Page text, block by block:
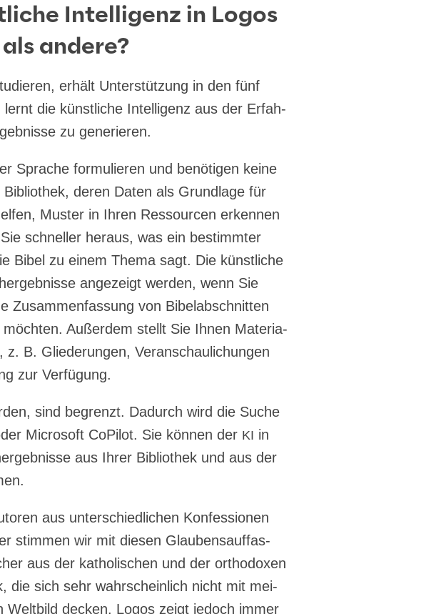
Intelligenz in Logos
andere?
erhält Unter­stüt­zung in den fünf
die künst­li­che Intel­li­genz aus der Erfah­
zu generieren.
Spra­che for­mu­lie­ren und benö­ti­gen kei­ne
deren Daten als Grund­la­ge für
Mus­ter in Ihren Res­sour­cen erken­nen
schnel­ler her­aus, was ein bestimm­ter
Bibel zu einem The­ma sagt. Die künst­li­che
ange­zeigt wer­den, wenn Sie
Zusam­men­fas­sung von Bibel­ab­schnit­ten
Außer­dem stellt Sie Ihnen Mate­ria­
z. B. Glie­de­run­gen, Ver­an­schau­li­chun­gen
zur Verfügung.
sind begrenzt. Dadurch wird die Suche
Micro­soft CoPi­lot. Sie kön­nen der KI in
aus Ihrer Biblio­thek und aus der
aus unter­schied­li­chen Kon­fes­sio­nen
stim­men wir mit die­sen Glau­bens­auf­fas­
aus der katho­li­schen und der ortho­do­xen
die sich sehr wahr­schein­lich nicht mit mei­
decken. Logos zeigt jedoch immer